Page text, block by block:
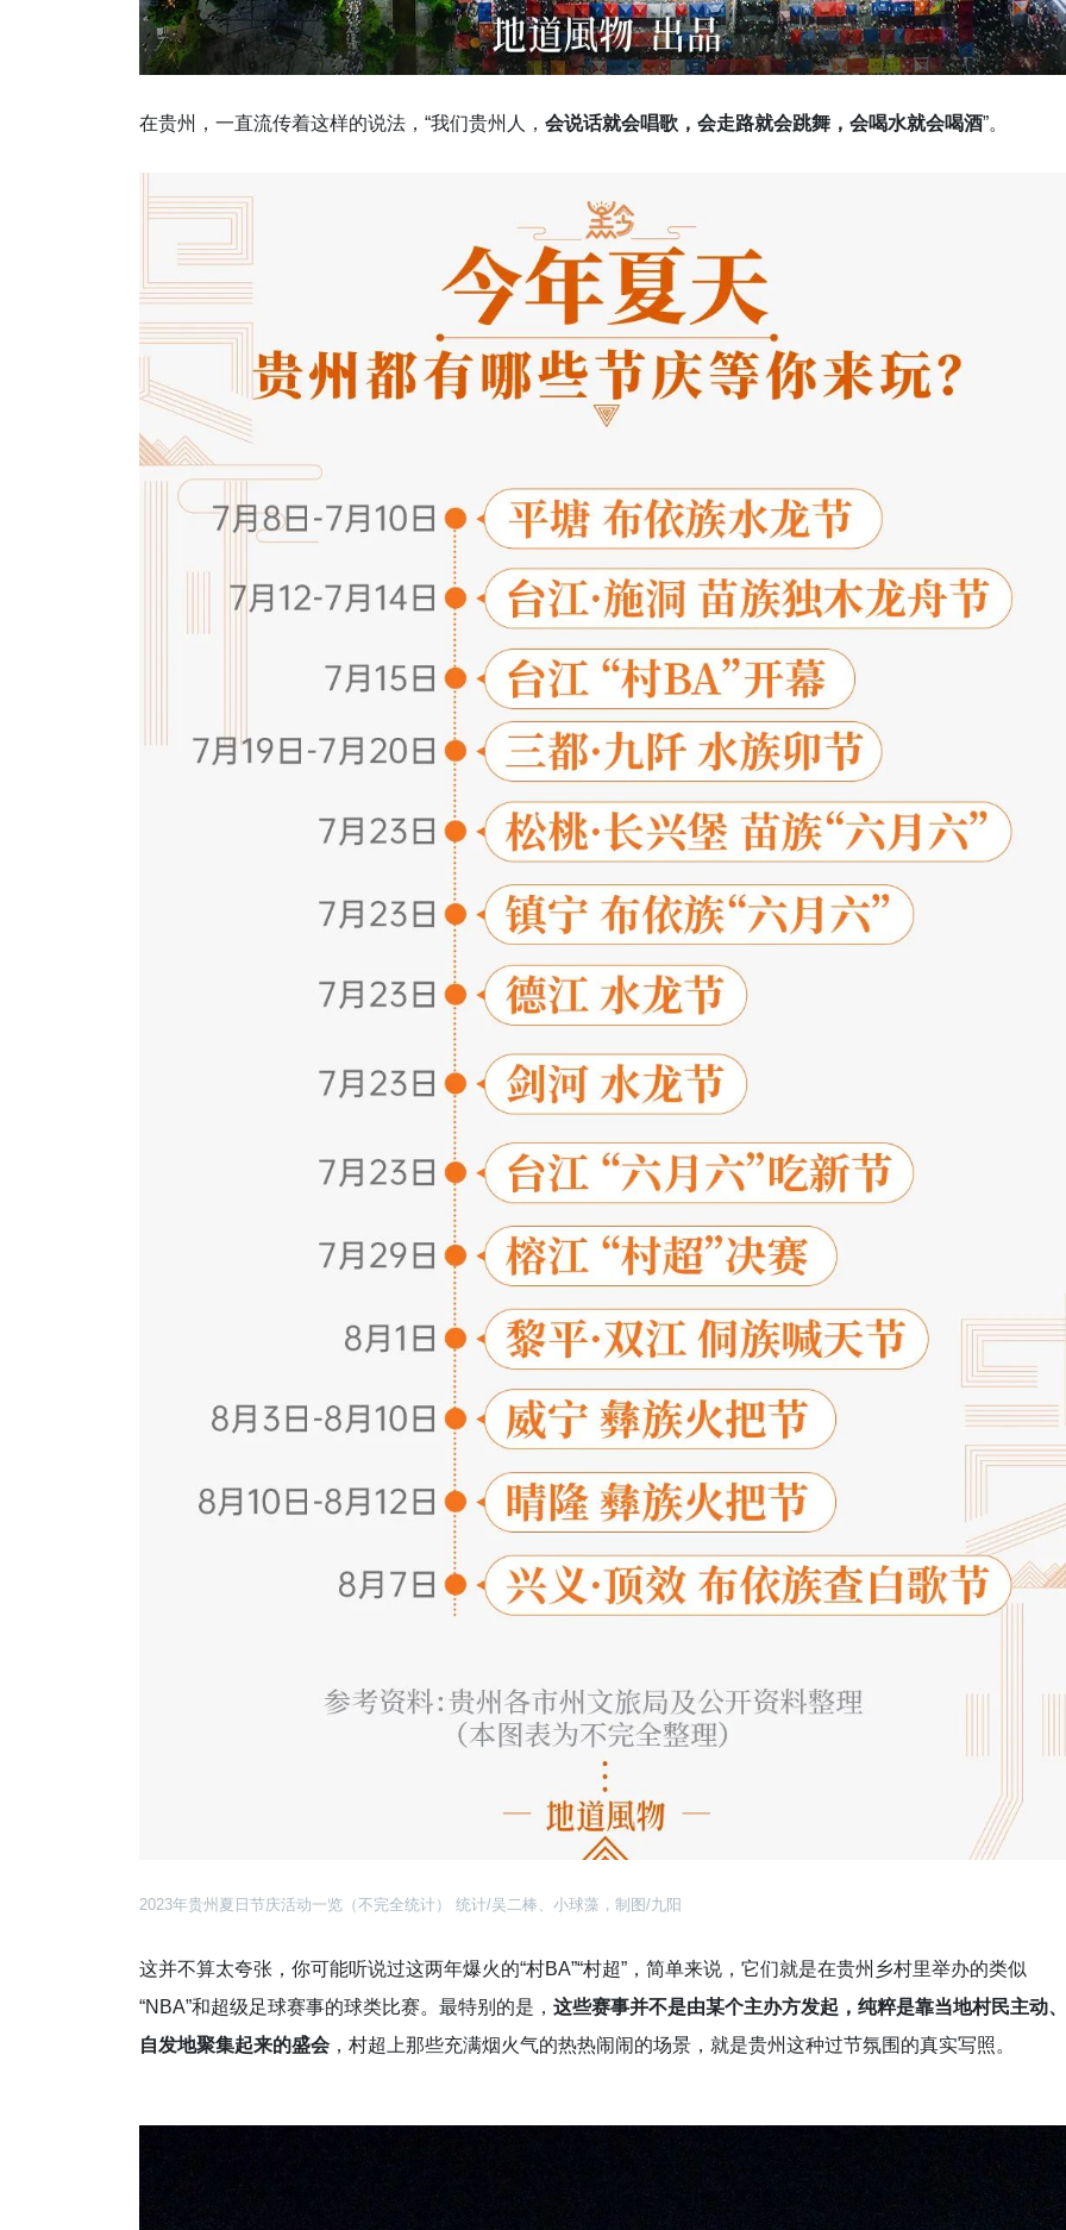
在贵州，一直流传着这样的说法，“我们贵州人， 会说话就会唱歌，会走路就会跳舞，会喝水就会喝酒”。
2023年贵州夏日节庆活动一览（不完全统计） 统计/吴二棒、小球藻，制图/九阳
这并不算太夸张，你可能听说过这两年爆火的“村BA”“村超”，简单来说，它们就是在贵州乡村里举办的类似
“NBA”和超级足球赛事的球类比赛。最特别的是， 这些赛事并不是由某个主办方发起，纯粹是靠当地村民主动、
自发地聚集起来的盛会 ，村超上那些充满烟火气的热热闹闹的场景，就是贵州这种过节氛围的真实写照。